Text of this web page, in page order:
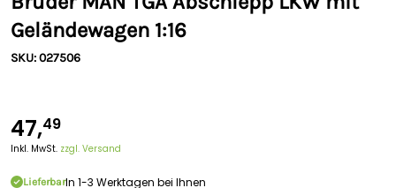
Geländewagen 1:16
SKU: 027506
47,49
Inkl. MwSt. zzgl. Versand
LieferbarIn 1-3 Werktagen bei Ihnen